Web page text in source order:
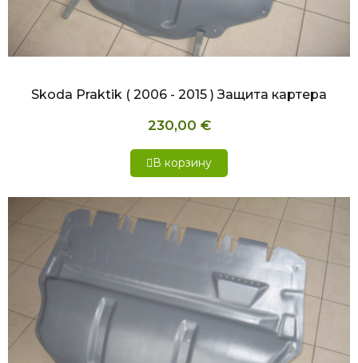
БЫСТРЫЙ ПРОСМОТР
Skoda Praktik ( 2006 - 2015 ) Защита картера
230,00 €
В корзину